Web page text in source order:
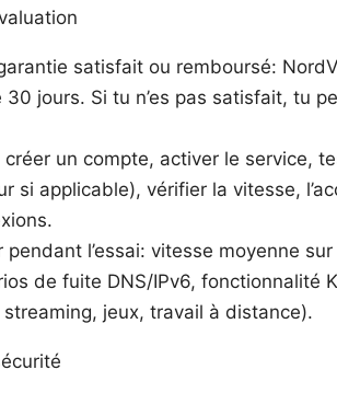
satisfait ou remboursé:
jours. Si tu n’es pas satisfait, tu
un compte, activer le service,
si applicable), vérifier la vitesse,
pendant l’essai: vitesse moyenne
de fuite DNS/IPv6, fonctionnalité
jeux, travail à distance).